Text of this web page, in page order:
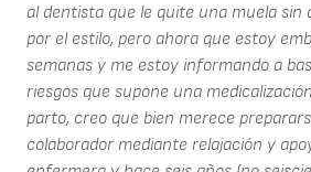
al dentista que le quite una muela sin
por el estilo, pero ahora que estoy
semanas y me estoy informando a
riesgos que supone una
parto, creo que bien merece
colaborador mediante relajación y